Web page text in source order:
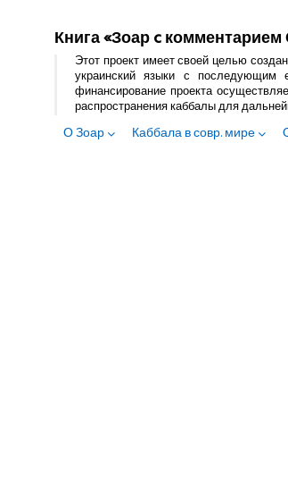
Книга «Зоар c
Этот проект имеет своей целью
украинский языки с последующим
финансирование проекта
распространения каббалы для
О Зоар Каббала в совр. мире